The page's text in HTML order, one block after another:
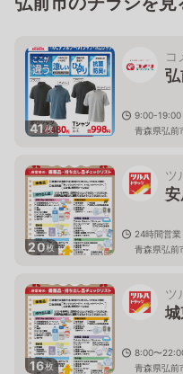
41枚
コ
9:00-
青森県弘
20枚
ツ
24時間営業
青森県弘前
16枚
ツ
8:00〜
青森県弘前